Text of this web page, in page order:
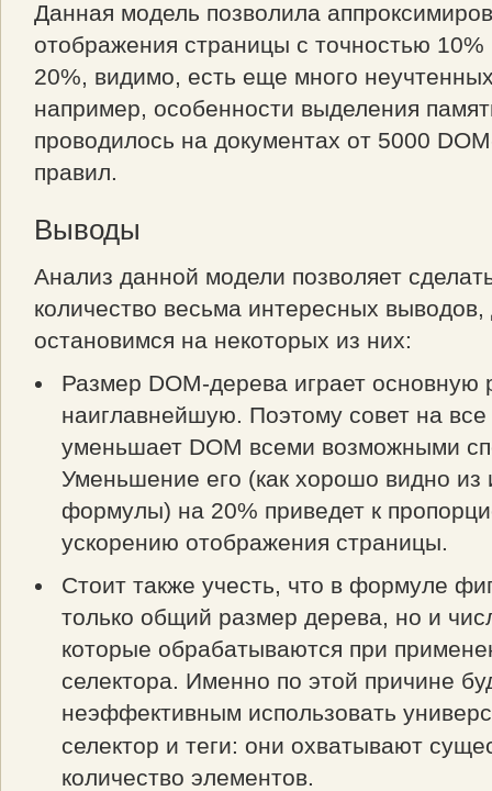
Данная модель позволила
отображения страницы с точностью 10%
20%, видимо, есть еще много
например, особенности выделения
проводилось на документах от 5000
правил.
Выводы
Анализ данной модели позволяет
количество весьма интересных выводов,
остановимся на некоторых из них:
Размер DOM-дерева играет основную
наиглавнейшую. Поэтому совет на
уменьшает DOM всеми возможными
Уменьшение его (как хорошо видно из
формулы) на 20% приведет к
ускорению отображения страницы.
Стоит также учесть, что в формуле
только общий размер дерева, но и
которые обрабатываются при
селектора. Именно по этой причине
неэффективным использовать
селектор и теги: они охватывают
количество элементов.